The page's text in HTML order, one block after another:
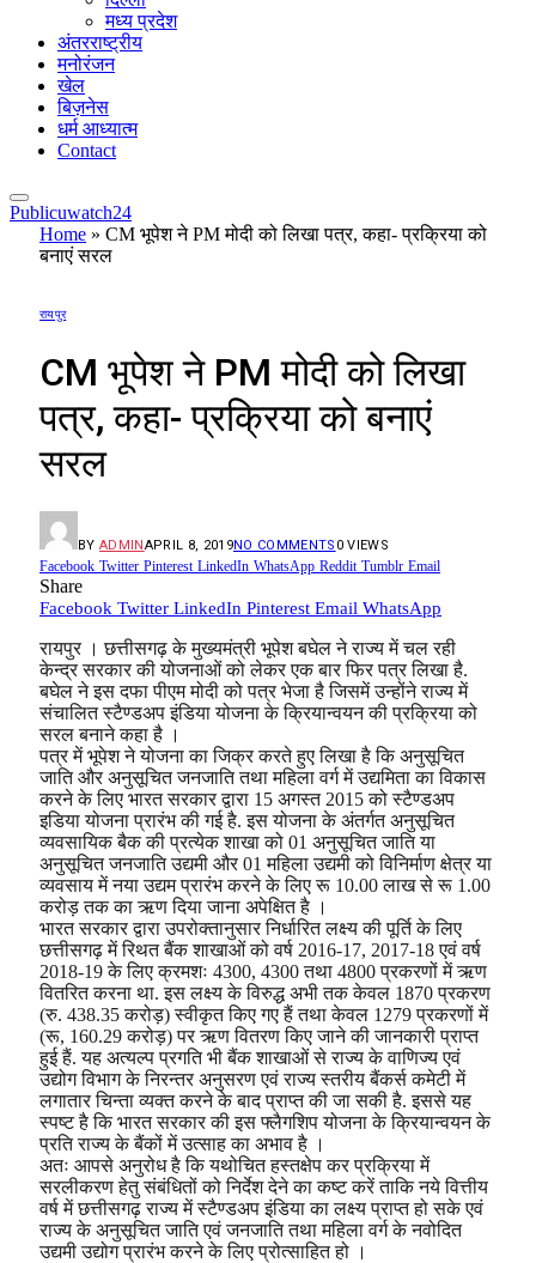
मध्य प्रदेश
अंतरराष्ट्रीय
मनोरंजन
खेल
बिज़नेस
धर्म आध्यात्म
Contact
Publicuwatch24
Home » CM भूपेश ने PM मोदी को लिखा पत्र, कहा- प्रक्रिया को
बनाएं सरल
रायपुर
CM भूपेश ने PM मोदी को लिखा
पत्र, कहा- प्रक्रिया को बनाएं
सरल
BY ADMINAPRIL 8, 2019NO COMMENTS 0VIEWS
Facebook Twitter Pinterest LinkedIn WhatsApp Reddit Tumblr Email
Share
Facebook Twitter LinkedIn Pinterest Email WhatsApp
रायपुर । छत्तीसगढ़ के मुख्यमंत्री भूपेश बघेल ने राज्य में चल रही
केन्द्र सरकार की योजनाओं को लेकर एक बार फिर पत्र लिखा है.
बघेल ने इस दफा पीएम मोदी को पत्र भेजा है जिसमें उन्होंने राज्य में
संचालित स्टैण्डअप इंडिया योजना के क्रियान्वयन की प्रक्रिया को
सरल बनाने कहा है ।
पत्र में भूपेश ने योजना का जिक्र करते हुए लिखा है कि अनुसूचित
जाति और अनुसूचित जनजाति तथा महिला वर्ग में उद्यमिता का विकास
करने के लिए भारत सरकार द्वारा 15 अगस्त 2015 को स्टैण्डअप
इडिया योजना प्रारंभ की गई है. इस योजना के अंतर्गत अनुसूचित
व्यवसायिक बैक की प्रत्येक शाखा को 01 अनुसूचित जाति या
अनुसूचित जनजाति उद्यमी और 01 महिला उद्यमी को विनिर्माण क्षेत्र या
व्यवसाय में नया उद्यम प्रारंभ करने के लिए रू 10.00 लाख से रू 1.00
करोड़ तक का ऋण दिया जाना अपेक्षित है ।
भारत सरकार द्वारा उपरोक्तानुसार निर्धारित लक्ष्य की पूर्ति के लिए
छत्तीसगढ़ में रिथत बैंक शाखाओं को वर्ष 2016-17, 2017-18 एवं वर्ष
2018-19 के लिए क्रमशः 4300, 4300 तथा 4800 प्रकरणों में ऋण
वितरित करना था. इस लक्ष्य के विरुद्ध अभी तक केवल 1870 प्रकरण
(रु. 438.35 करोड़) स्वीकृत किए गए हैं तथा केवल 1279 प्रकरणों में
(रू, 160.29 करोड़) पर ऋण वितरण किए जाने की जानकारी प्राप्त
हुई हैं. यह अत्यल्प प्रगति भी बैंक शाखाओं से राज्य के वाणिज्य एवं
उद्योग विभाग के निरन्तर अनुसरण एवं राज्य स्तरीय बैंकर्स कमेटी में
लगातार चिन्ता व्यक्त करने के बाद प्राप्त की जा सकी है. इससे यह
स्पष्ट है कि भारत सरकार की इस फ्लैगशिप योजना के क्रियान्वयन के
प्रति राज्य के बैंकों में उत्साह का अभाव है ।
अतः आपसे अनुरोध है कि यथोचित हस्तक्षेप कर प्रक्रिया में
सरलीकरण हेतु संबंधितों को निर्देश देने का कष्ट करें ताकि नये वित्तीय
वर्ष में छत्तीसगढ़ राज्य में स्टैण्डअप इंडिया का लक्ष्य प्राप्त हो सके एवं
राज्य के अनुसूचित जाति एवं जनजाति तथा महिला वर्ग के नवोदित
उद्यमी उद्योग प्रारंभ करने के लिए प्रोत्साहित हो ।